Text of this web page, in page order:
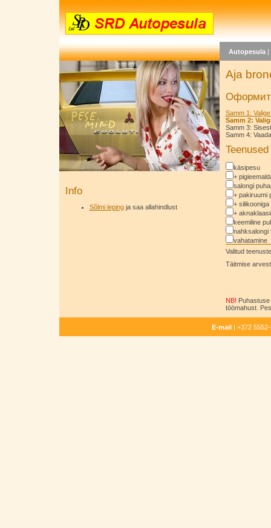
Autopesula
Info
Sõlmi lepingja saa allahindlust
Aja
Samm 1:
Samm 2:
Samm 3:
Samm 4:
Teenused
käsipesu
+
salongi
+ pakiruumi
+ silikooniga
+
keemiline
nahksalongi
vahatamine
Valitud
Täitmise
NB!
töömahust.
E-mail| +372